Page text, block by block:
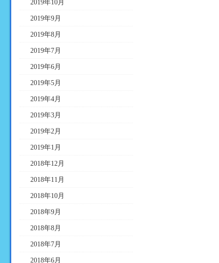
2019年10月
2019年9月
2019年8月
2019年7月
2019年6月
2019年5月
2019年4月
2019年3月
2019年2月
2019年1月
2018年12月
2018年11月
2018年10月
2018年9月
2018年8月
2018年7月
2018年6月